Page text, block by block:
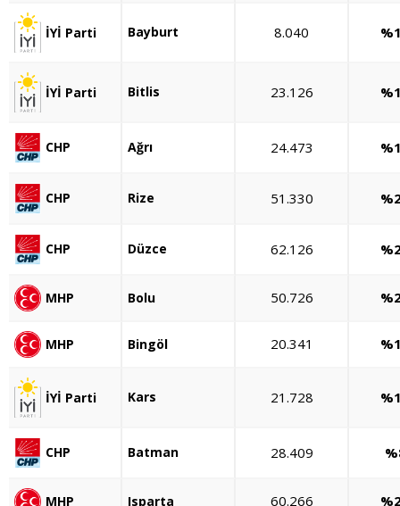
İYİ Parti Bayburt 8.040
İYİ Parti Bitlis 23.126
CHP Ağrı 24.473
CHP Rize 51.330
CHP Düzce 62.126
MHP Bolu 50.726
MHP Bingöl 20.341
İYİ Parti Kars 21.728
CHP Batman 28.409
MHP Isparta 60.266